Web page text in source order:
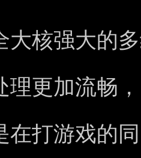
大核强大的
理更加流畅
在打游戏的